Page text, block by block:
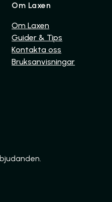
Om Laxen
Om Laxen
Guider & Tips
Kontakta oss
Bruksanvisningar